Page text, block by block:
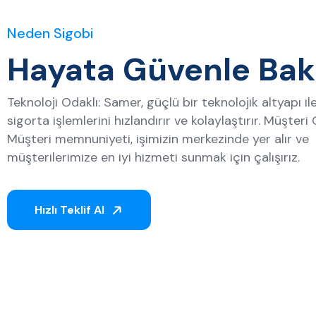
Neden Sigobi
Hayata Güvenle Bak
Teknoloji Odaklı: Samer, güçlü bir teknolojik altyapı
sigorta işlemlerini hızlandırır ve kolaylaştırır. Müşteri
Müşteri memnuniyeti, işimizin merkezinde yer alır ve
müşterilerimize en iyi hizmeti sunmak için çalışırız.
Hızlı Teklif Al